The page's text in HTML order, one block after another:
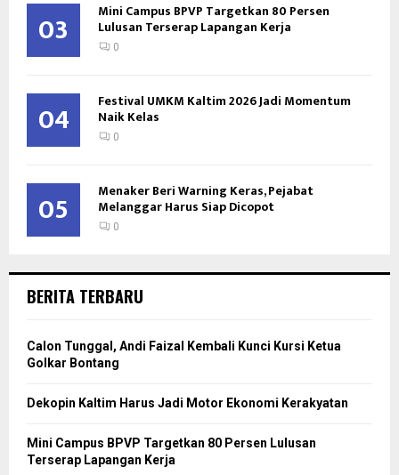
03 Mini Campus BPVP Targetkan 80 Persen
Lulusan Terserap Lapangan Kerja
0
04 Festival UMKM Kaltim 2026 Jadi Momentum
Naik Kelas
0
05 Menaker Beri Warning Keras, Pejabat
Melanggar Harus Siap Dicopot
0
BERITA TERBARU
Calon Tunggal, Andi Faizal Kembali Kunci Kursi Ketua
Golkar Bontang
Dekopin Kaltim Harus Jadi Motor Ekonomi Kerakyatan
Mini Campus BPVP Targetkan 80 Persen Lulusan
Terserap Lapangan Kerja